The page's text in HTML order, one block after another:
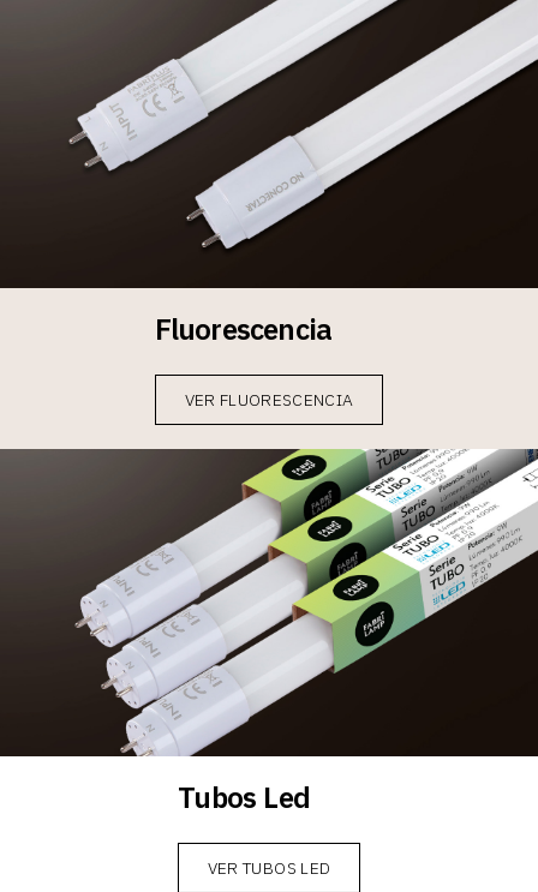
Fluorescencia
VER FLUORESCENCIA
Tubos Led
VER TUBOS LED